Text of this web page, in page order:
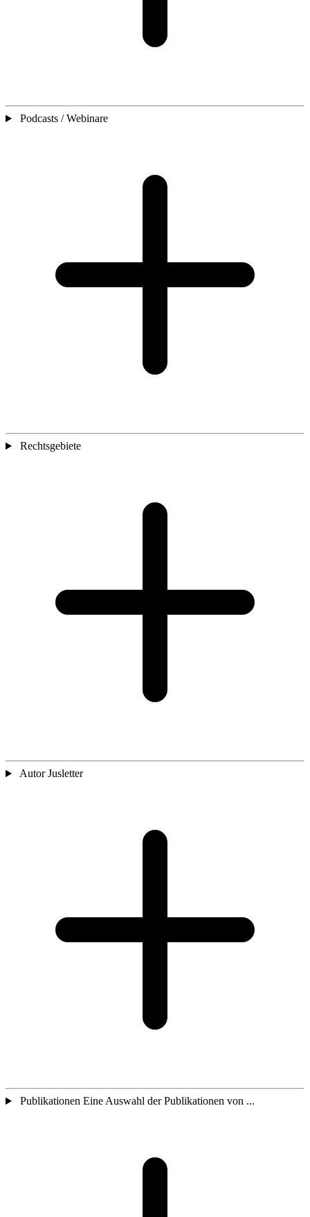
Podcasts / Webinare
Rechtsgebiete
Autor Jusletter
Publikationen Eine Auswahl der Publikationen von ...